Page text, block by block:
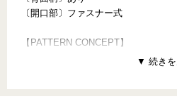
〔開口部〕ファスナー式
【PATTERN CONCEPT】
TORIAEZU BEER DE!（トリアエズ